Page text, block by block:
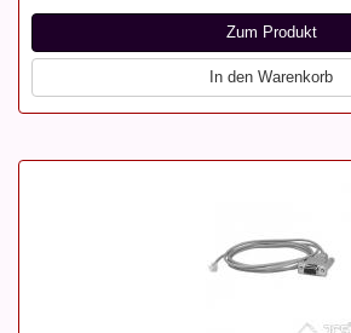
Zum Produkt
In den Warenkorb